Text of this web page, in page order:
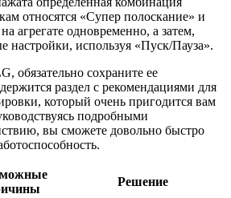
относятся «Супер полоскание» и
агрегате одновременно, а затем,
настройки, используя «Пуск/Пауза».
обязательно сохраните ее
раздел с рекомендациями для
который очень пригодится вам
подробными
вы сможете довольно быстро
Решение